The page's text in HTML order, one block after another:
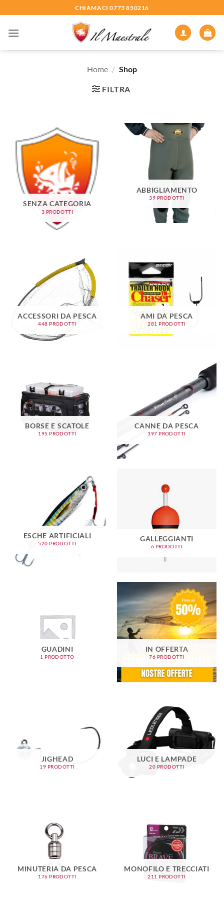
ai
contenuti
CHIAMACI 0773 850216
Home / Shop
FILTRA
SENZA CATEGORIA
3 PRODOTTI
ABBIGLIAMENTO
39 PRODOTTI
ACCESSORI DA PESCA
448 PRODOTTI
AMI DA PESCA
281 PRODOTTI
BORSE E SCATOLE
195 PRODOTTI
CANNE DA PESCA
397 PRODOTTI
ESCHE ARTIFICIALI
520 PRODOTTI
GALLEGGIANTI
6 PRODOTTI
GUADINI
1 PRODOTTO
IN OFFERTA
76 PRODOTTI
JIGHEAD
19 PRODOTTI
LUCI E LAMPADE
20 PRODOTTI
MINUTERIA DA PESCA
176 PRODOTTI
MONOFILO E TRECCIATI
211 PRODOTTI